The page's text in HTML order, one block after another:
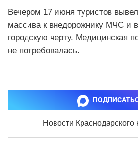
Вечером 17 июня туристов
массива к внедорожнику МЧС и
городскую черту. Медицинская
не потребовалась.
Новости Краснодарского